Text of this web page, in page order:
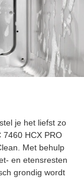
je het liefst zo
7460 HCX PRO
Met behulp
en etensresten
grondig wordt